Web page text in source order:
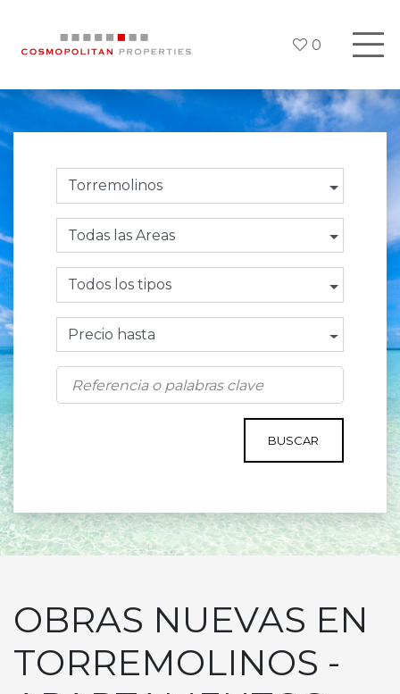
0
Torremolinos
Todas las Areas
Todos los tipos
Precio hasta
BUSCAR
OBRAS NUEVAS EN
TORREMOLINOS -